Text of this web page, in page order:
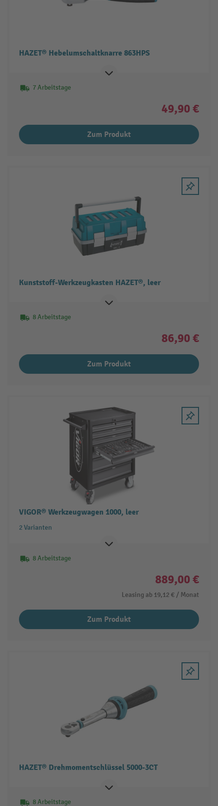
HAZET® Hebelumschaltknarre 863HPS
7 Arbeitstage
49,90 €
Zum Produkt
Kunststoff-Werkzeugkasten HAZET®, leer
8 Arbeitstage
86,90 €
Zum Produkt
VIGOR® Werkzeugwagen 1000, leer
2 Varianten
8 Arbeitstage
889,00 €
Leasing ab 19,12 € / Monat
Zum Produkt
HAZET® Drehmomentschlüssel 5000-3CT
8 Arbeitstage